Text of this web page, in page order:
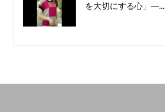
を大切にする心」―...